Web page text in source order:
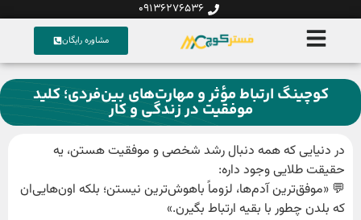
09136276536
مشاوره رایگان
کوچینگ ارتباط مؤثر و مهارت‌های بین‌فردی؛ کلید
موفقیت در زندگی و کار
در دنیایی که همه دنبال رشد شخصی و موفقیت هستن، یه
حقیقت طلایی وجود داره:
💬 «موفق‌ترین آدم‌ها، لزوماً باهوش‌ترین نیستن؛ بلکه اون‌هایی‌ان
که بلد‌ن چطور با بقیه ارتباط بگیرن.»